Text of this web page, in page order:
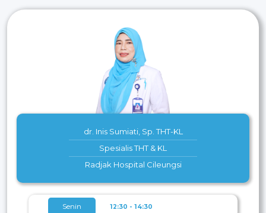
dr. Inis Sumiati, Sp. THT-KL
Spesialis THT & KL
Radjak Hospital Cileungsi
Senin 12:30 - 14:30